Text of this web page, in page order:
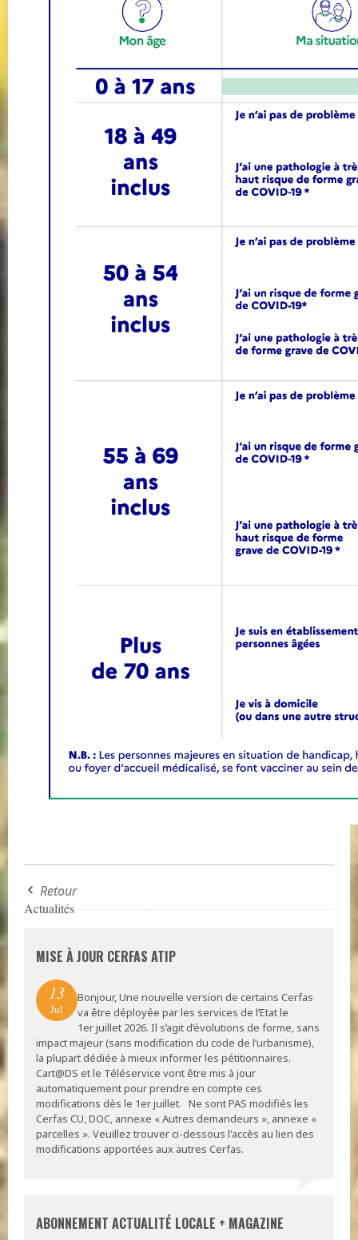
Retour
Actualités
MISE À JOUR CERFAS ATIP
13
Jul
Bonjour, Une nouvelle version de certains Cerfas
va être déployée par les services de l’Etat le
1er juillet 2026. Il s’agit d’évolutions de forme, sans
impact majeur (sans modification du code de l’urbanisme),
la plupart dédiée à mieux informer les pétitionnaires.
Cart@DS et le Téléservice vont être mis à jour
automatiquement pour prendre en compte ces
modifications dès le 1er juillet. Ne sont PAS modifiés les
Cerfas CU, DOC, annexe « Autres demandeurs », annexe «
parcelles ». Veuillez trouver ci-dessous l'accès au lien des
modifications apportées aux autres Cerfas.
ABONNEMENT ACTUALITÉ LOCALE + MAGAZINE